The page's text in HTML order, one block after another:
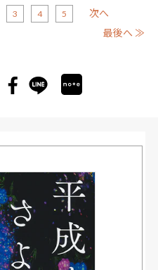
3 4 5
次へ
最後へ ≫